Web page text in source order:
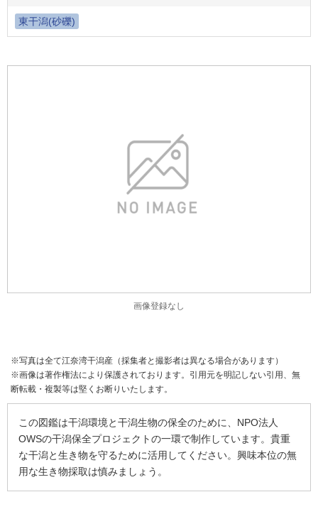
東干潟(砂礫)
画像登録なし
※写真は全て江奈湾干潟産（採集者と撮影者は異なる場合があります）
※画像は著作権法により保護されております。引用元を明記しない引用、無
断転載・複製等は堅くお断りいたします。
この図鑑は干潟環境と干潟生物の保全のために、NPO法人
OWSの干潟保全プロジェクトの一環で制作しています。貴重
な干潟と生き物を守るために活用してください。興味本位の無
用な生き物採取は慎みましょう。